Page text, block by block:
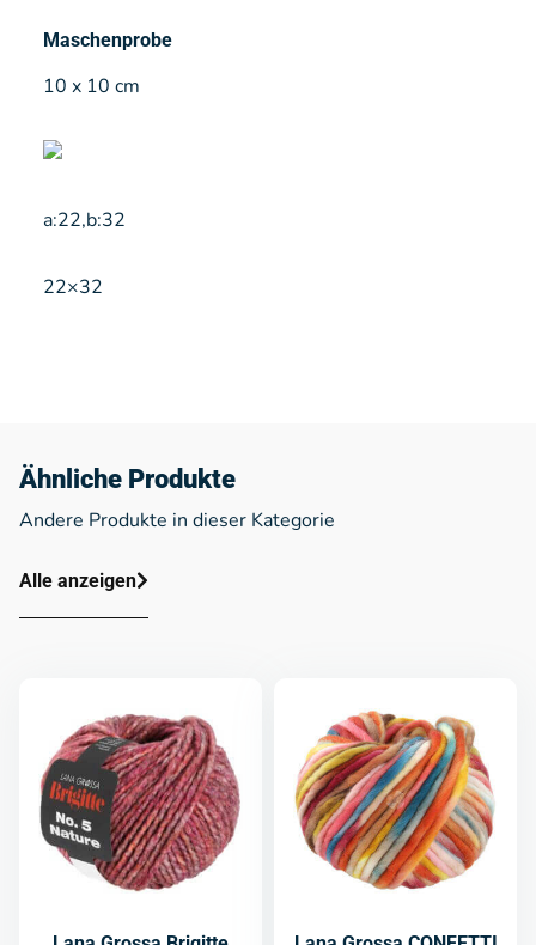
Maschenprobe
10 x 10 cm
a:22,b:32
22×32
Ähnliche Produkte
Andere Produkte in dieser Kategorie
Alle anzeigen